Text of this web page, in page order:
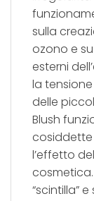
sulla
ozono e
esterni
la
delle
Blush
l’effetto
“scintilla”